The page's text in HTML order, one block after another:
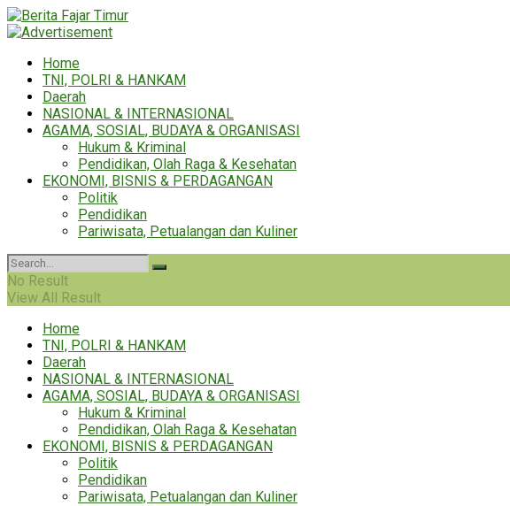
Home
TNI, POLRI & HANKAM
Daerah
NASIONAL & INTERNASIONAL
AGAMA, SOSIAL, BUDAYA & ORGANISASI
Hukum & Kriminal
Pendidikan, Olah Raga & Kesehatan
EKONOMI, BISNIS & PERDAGANGAN
Politik
Pendidikan
Pariwisata, Petualangan dan Kuliner
No Result
View All Result
Home
TNI, POLRI & HANKAM
Daerah
NASIONAL & INTERNASIONAL
AGAMA, SOSIAL, BUDAYA & ORGANISASI
Hukum & Kriminal
Pendidikan, Olah Raga & Kesehatan
EKONOMI, BISNIS & PERDAGANGAN
Politik
Pendidikan
Pariwisata, Petualangan dan Kuliner